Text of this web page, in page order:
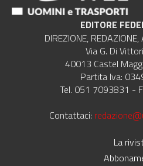
EDITORE
DIREZIONE,
Via G. Di
40013 Castel
Partita Iva:
Tel. 051 7093831 -
Contattaci:
La